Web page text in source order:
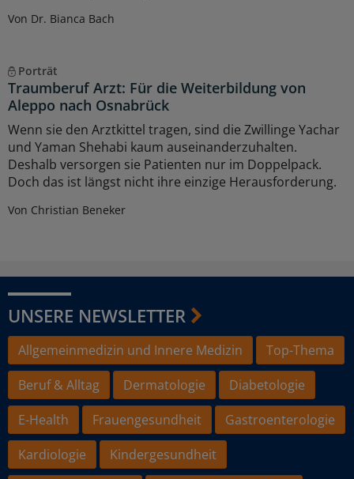
Von Dr. Bianca Bach
Porträt
Traumberuf Arzt: Für die Weiterbildung von
Aleppo nach Osnabrück
Wenn sie den Arztkittel tragen, sind die Zwillinge Yachar
und Yaman Shehabi kaum auseinanderzuhalten.
Deshalb versorgen sie Patienten nur im Doppelpack.
Doch das ist längst nicht ihre einzige Herausforderung.
Von Christian Beneker
UNSERE NEWSLETTER
Allgemeinmedizin und Innere Medizin
Top-Thema
Beruf & Alltag
Dermatologie
Diabetologie
E-Health
Frauengesundheit
Gastroenterologie
Kardiologie
Kindergesundheit